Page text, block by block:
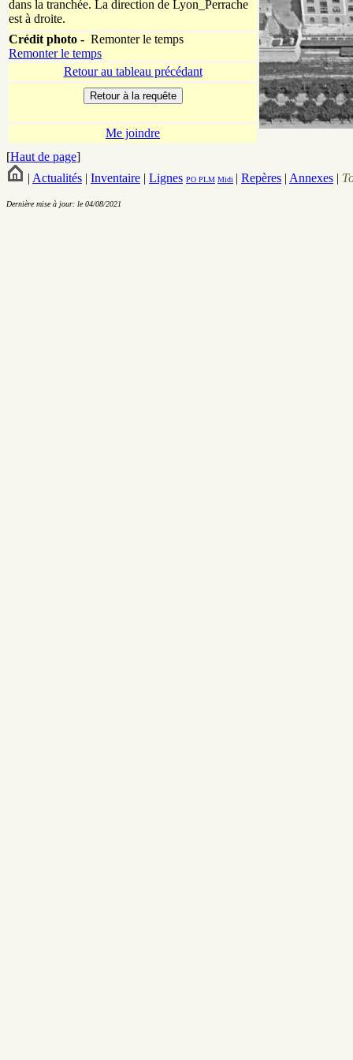
dans la tranchée. La direction de Lyon_Perrache
est à droite.
Crédit photo - Remonter le temps
Remonter le temps
Retour au tableau précédant
Me joindre
[Haut de page]
| Actualités | Inventaire | Lignes PO PLM Midi | Repères | Annexes |
Dernière mise à jour: le 04/08/2021